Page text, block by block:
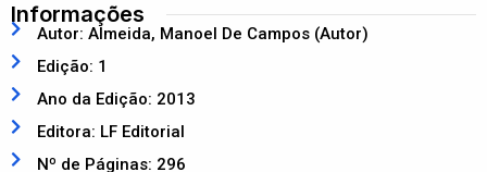
Informações
Autor: Almeida, Manoel De Campos (Autor)
Edição: 1
Ano da Edição: 2013
Editora: LF Editorial
Nº de Páginas: 296